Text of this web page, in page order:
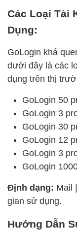
Các Loại Tài
Dụng:
GoLogin khá
dưới đây là các
dụng trên thị
GoLogin 50
GoLogin 3
GoLogin 30
GoLogin 12
GoLogin 3
GoLogin
Định dạng: Mail
gian sử dụng.
Hướng Dẫn